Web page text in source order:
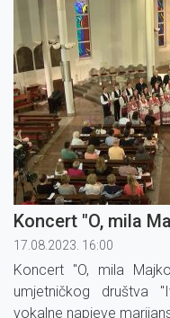
Koncert "O, mila
17.08.2023. 16:00
Koncert "O, mila
umjetničkog društva
vokalne napjeve